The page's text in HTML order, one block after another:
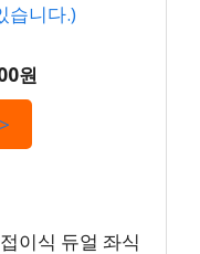
습니다.)
원
이식 듀얼 좌식